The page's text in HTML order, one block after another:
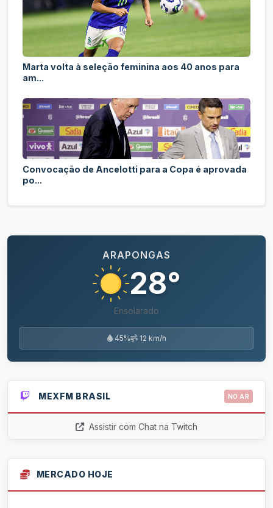
Marta volta à seleção feminina aos 40 anos para
am...
Convocação de Ancelotti para a Copa é aprovada
po...
ARAPONGAS
28°
Ensolarado
45% 12 km/h
MEXFM BRASIL NO AR
Assistir com Chat na Twitch
MERCADO HOJE